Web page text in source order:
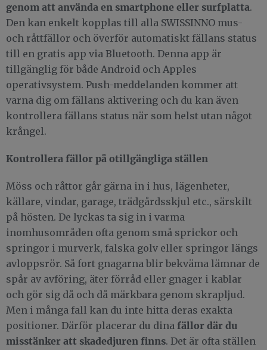
genom att använda en smartphone eller surfplatta.
Den kan enkelt kopplas till alla SWISSINNO mus-
och råttfällor och överför automatiskt fällans status
till en gratis app via Bluetooth. Denna app är
tillgänglig för både Android och Apples
operativsystem. Push-meddelanden kommer att
varna dig om fällans aktivering och du kan även
kontrollera fällans status när som helst utan något
krångel.
Kontrollera fällor på otillgängliga ställen
Möss och råttor går gärna in i hus, lägenheter,
källare, vindar, garage, trädgårdsskjul etc., särskilt
på hösten. De lyckas ta sig in i varma
inomhusområden ofta genom små sprickor och
springor i murverk, falska golv eller springor längs
avloppsrör. Så fort gnagarna blir bekväma lämnar de
spår av avföring, äter förråd eller gnager i kablar
och gör sig då och då märkbara genom skrapljud.
Men i många fall kan du inte hitta deras exakta
positioner. Därför placerar du dina fällordär du
misstänker att skadedjuren finns. Det är ofta ställen